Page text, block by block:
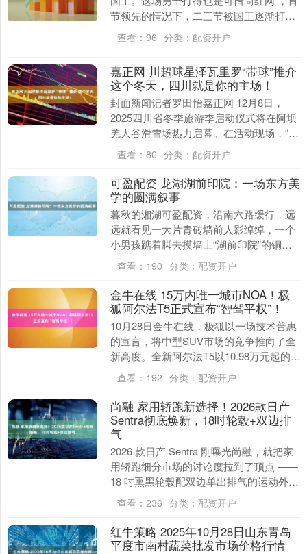
节领先的情况下，二三节被国王逐渐打出
优势，特别是第三节进攻哑火，最终造成
末节苦....
查看： 96 分类： 配资开户
嘉正网 川超球星泽瓦里罗“带球”推介
这个冬天，四川就是你的主场！
封面新闻记者罗田怡嘉正网 12月8日，
2025四川省冬季旅游季启动仪式将在阿坝
羌人谷滑雪场热力启幕。在活动现场，“川
超”运动员泽瓦里罗以一个漂亮的带球过人
动作惊....
查看： 80 分类： 配资开户
可盈配资 龙湖湖前印院：一场东方美
学的圆满叙事
暮秋的湘湖可盈配资，沿南六路缓行，远
远就看见一大片青砖墙前人影绰绰，一个
小男孩踮着脚去摸墙上“湖前印院”的铜字
铭牌，穿米色风衣的女士正弯腰帮孩子整
理衣领——这处....
查看： 190 分类： 配资开户
金牛在线 15万内唯一城市NOA！极
狐阿尔法T5正式宣布“智驾平权”！
10月28日金牛在线，极狐以一场技术普惠
的宣言，将中型SUV市场的竞争推向了全
新高度。全新阿尔法T5以10.98万元起的限
时售价正式上市，首次在15万级价位实
现....
查看： 192 分类： 配资开户
尚融 家用轿跑新选择！2026款日产
Sentra彻底焕新，18吋轮毂+双边排
气
2026 款日产 Sentra 刚曝光尚融，就把家
用轿跑细分市场的讨论度拉到了顶点 ——
18 吋熏黑轮毂配双边单出排气的运动外
观，叠加上无线 CarPlay、自....
查看： 236 分类： 配资开户
红牛策略 2025年10月28日山东青岛
平度市南村蔬菜批发市场价格行情